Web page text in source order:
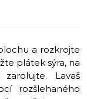
a rozkrojte
plátek sýra, na
Lavaš
rozšlehaného